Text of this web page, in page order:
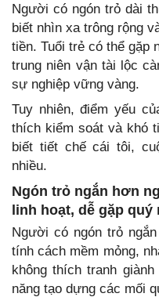
Người có ngón trỏ dài
biết nhìn xa trông rộng
tiền. Tuổi trẻ có thể gặp
trung niên vận tài lộc
sự nghiệp vững vàng.
Tuy nhiên, điểm yếu
thích kiểm soát và khó
biết tiết chế cái tôi,
nhiều.
Ngón trỏ ngắn hơn
linh hoạt, dễ gặp quý
Người có ngón trỏ
tính cách mềm mỏng,
không thích tranh
năng tạo dựng các mối